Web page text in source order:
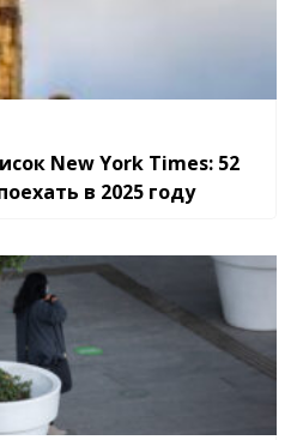
New York Times: 52
в 2025 году